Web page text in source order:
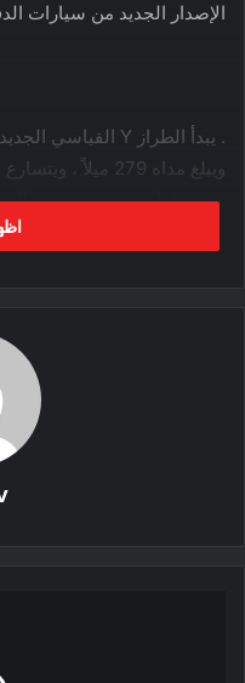
الإصدار الجديد من سيارات
خمس ثوانٍ ، ومجهز ببعض
الكونسول المركزي